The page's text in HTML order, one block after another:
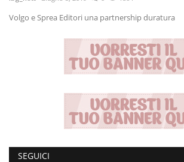
Volgo Academy
Recensioni
Volgo e Sprea Editori una partnership duratura
SEGUICI